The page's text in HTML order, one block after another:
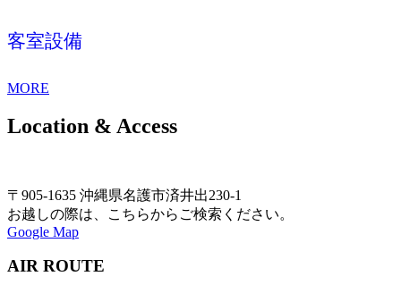
客室設備
MORE
Location & Access
〒905-1635 沖縄県名護市済井出230-1
お越しの際は、こちらからご検索ください。
Google Map
AIR ROUTE